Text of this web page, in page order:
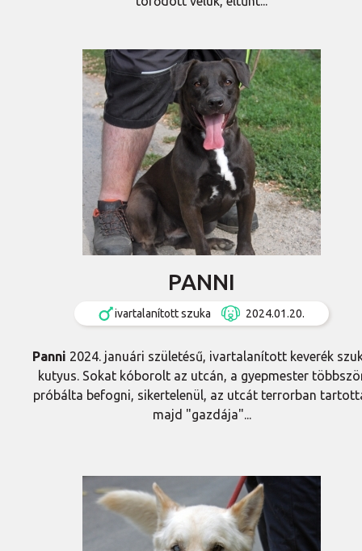
PANNI
ivartalanított szuka 2024.01.20.
Panni 2024. januári születésű, ivartalanított keverék
kutyus. Sokat kóborolt az utcán, a gyepmester
próbálta befogni, sikertelenül, az utcát terrorban
majd "gazdája"...